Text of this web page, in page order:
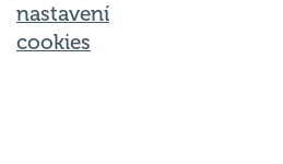
nastavení
cookies